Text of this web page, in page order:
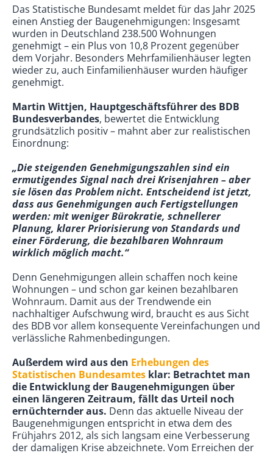
Das Statistische Bundesamt meldet für das Jahr 2025
einen Anstieg der Baugenehmigungen: Insgesamt
wurden in Deutschland 238.500 Wohnungen
genehmigt – ein Plus von 10,8 Prozent gegenüber
dem Vorjahr. Besonders Mehrfamilienhäuser legten
wieder zu, auch Einfamilienhäuser wurden häufiger
genehmigt.
Martin Wittjen, Hauptgeschäftsführer des BDB
Bundesverbandes, bewertet die Entwicklung
grundsätzlich positiv – mahnt aber zur realistischen
Einordnung:
„Die steigenden Genehmigungszahlen sind ein
ermutigendes Signal nach drei Krisenjahren – aber
sie lösen das Problem nicht. Entscheidend ist jetzt,
dass aus Genehmigungen auch Fertigstellungen
werden: mit weniger Bürokratie, schnellerer
Planung, klarer Priorisierung von Standards und
einer Förderung, die bezahlbaren Wohnraum
wirklich möglich macht.“
Denn Genehmigungen allein schaffen noch keine
Wohnungen – und schon gar keinen bezahlbaren
Wohnraum. Damit aus der Trendwende ein
nachhaltiger Aufschwung wird, braucht es aus Sicht
des BDB vor allem konsequente Vereinfachungen und
verlässliche Rahmenbedingungen.
Außerdem wird aus den Erhebungen des
Statistischen Bundesamtes klar: Betrachtet man
die Entwicklung der Baugenehmigungen über
einen längeren Zeitraum, fällt das Urteil noch
ernüchternder aus. Denn das aktuelle Niveau der
Baugenehmigungen entspricht in etwa dem des
Frühjahrs 2012, als sich langsam eine Verbesserung
der damaligen Krise abzeichnete. Vom Erreichen der